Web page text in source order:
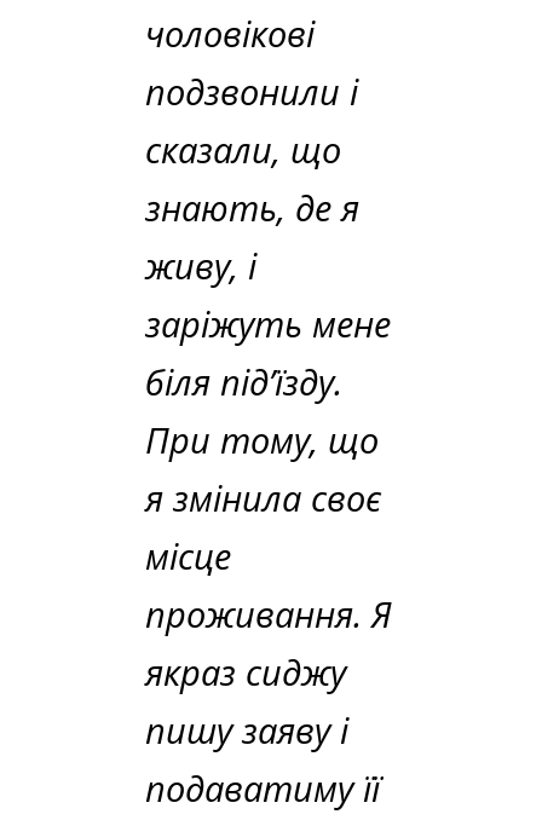
чоловікові
подзвонили і
сказали, що
знають, де я
живу, і
заріжуть мене
біля під’їзду.
При тому, що
я змінила своє
місце
проживання. Я
якраз сиджу
пишу заяву і
подаватиму її